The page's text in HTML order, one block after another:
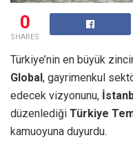
0
SHARES
Türkiye’nin en büyük
Global, gayrimenkul
edecek vizyonunu,
düzenlediği Türkiye
kamuoyuna duyurdu.